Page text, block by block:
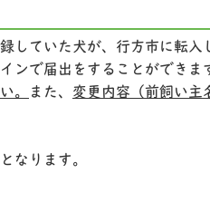
していた犬が、行方市に転入
ンで届出をすることができま
。 また、 変更内容（前飼い主
なります。